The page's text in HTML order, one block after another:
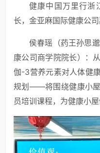
健康中国万里行浙
长，金亚麻国际健康公
侯春瑶（药王孙思
康公司商学院院长）：
伽-3营养元素对人体健
规划——将围绕健康小屋
员培训课程，为健康小屋